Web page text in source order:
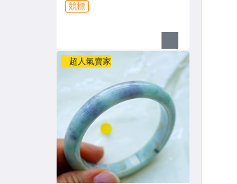
46 一元起標
競標
超人氣賣家